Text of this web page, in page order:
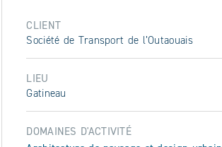
CLIENT
Société de Transport de l’Outaouais
LIEU
Gatineau
DOMAINES D'ACTIVITÉ